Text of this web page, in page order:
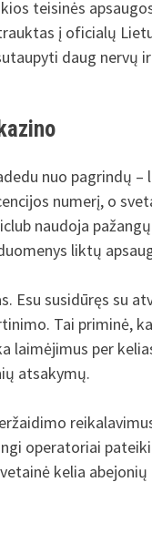
teisinės
į oficialų
daug nervų
nuo pagrindų –
numerį, o
naudoja
liktų
Esu susidūręs su
Tai priminė,
laimėjimus per
atsakymų.
operatoriai
kelia